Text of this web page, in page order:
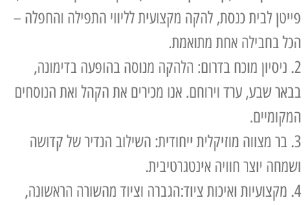
פייטן לבית כנסת, להקה מקצועית לליווי התפילה והחפלה –
הכל בחבילה אחת מתואמת.
2. ניסיון מוכח בדרום: הלהקה מנוסה בהופעה בדימונה,
בבאר שבע, ערד וירוחם. אנו מכירים את הקהל ואת הנוסחים
המקומיים.
3. בר מצווה מוזיקלית ייחודית: השילוב הנדיר של קדושה
ושמחה יוצר חוויה אינטגרטיבית.
4. מקצועיות ואיכות ציוד:הגברה וציוד מהשורה הראשונה,